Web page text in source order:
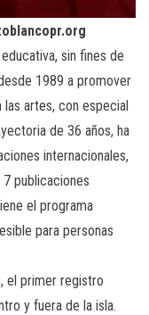
sin fines de
1989 a promover
artes, con especial
de 36 años, ha
internacionales,
publicaciones
el programa
para personas
, el primer registro
y fuera de la isla.